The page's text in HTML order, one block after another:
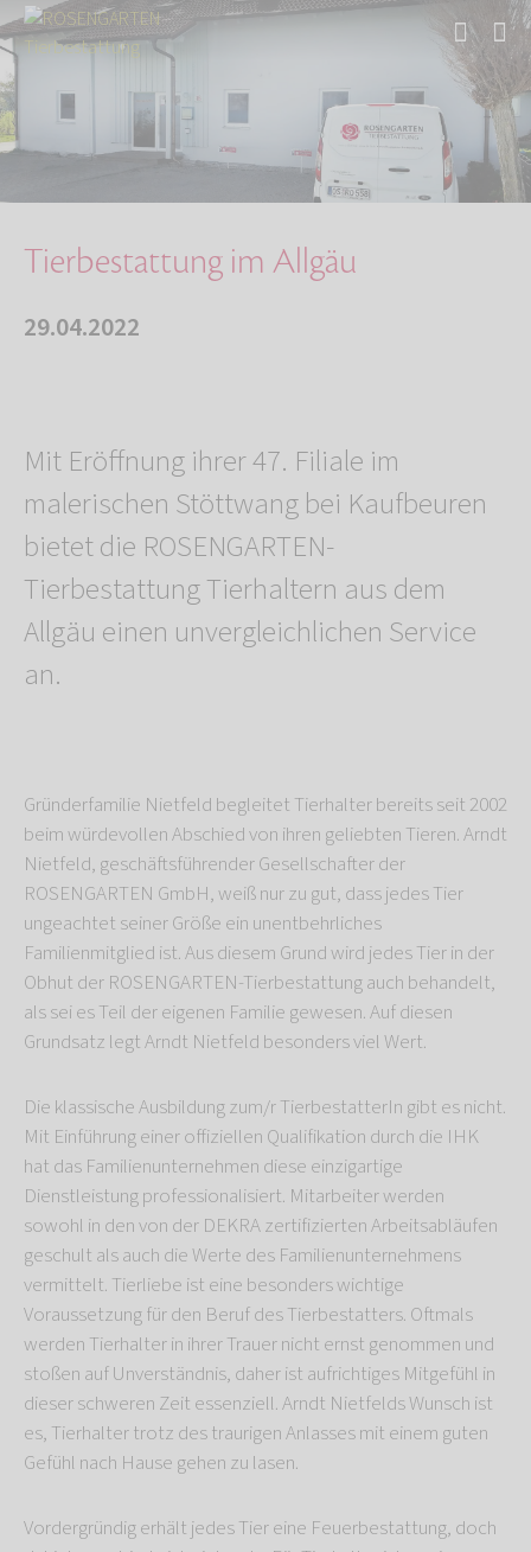
Über uns Tierbestattung im Allgäu
Tierbestattung im Allgäu
29.04.2022
Mit Eröffnung ihrer 47. Filiale im
malerischen Stöttwang bei Kaufbeuren
bietet die ROSENGARTEN-
Tierbestattung Tierhaltern aus dem
Allgäu einen unvergleichlichen Service
an.
Gründerfamilie Nietfeld begleitet Tierhalter bereits seit 2002
beim würdevollen Abschied von ihren geliebten Tieren. Arndt
Nietfeld, geschäftsführender Gesellschafter der
ROSENGARTEN GmbH, weiß nur zu gut, dass jedes Tier
ungeachtet seiner Größe ein unentbehrliches
Familienmitglied ist. Aus diesem Grund wird jedes Tier in der
Obhut der ROSENGARTEN-Tierbestattung auch behandelt,
als sei es Teil der eigenen Familie gewesen. Auf diesen
Grundsatz legt Arndt Nietfeld besonders viel Wert.
Die klassische Ausbildung zum/r TierbestatterIn gibt es nicht.
Mit Einführung einer offiziellen Qualifikation durch die IHK
hat das Familienunternehmen diese einzigartige
Dienstleistung professionalisiert. Mitarbeiter werden
sowohl in den von der DEKRA zertifizierten Arbeitsabläufen
geschult als auch die Werte des Familienunternehmens
vermittelt. Tierliebe ist eine besonders wichtige
Voraussetzung für den Beruf des Tierbestatters. Oftmals
werden Tierhalter in ihrer Trauer nicht ernst genommen und
stoßen auf Unverständnis, daher ist aufrichtiges Mitgefühl in
dieser schweren Zeit essenziell. Arndt Nietfelds Wunsch ist
es, Tierhalter trotz des traurigen Anlasses mit einem guten
Gefühl nach Hause gehen zu lasen.
Vordergründig erhält jedes Tier eine Feuerbestattung, doch